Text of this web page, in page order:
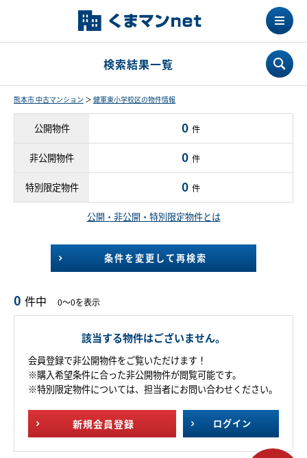
検索結果一覧
熊本市 中古マンション ＞ 健軍東小学校区の物件情報
公開物件 0 件
非公開物件 0 件
特別限定物件 0 件
公開・非公開・特別限定物件とは
条件を変更して再検索
0 件中 0～0を表示
該当する物件はございません。
会員登録で非公開物件をご覧いただけます！
※購入希望条件に合った非公開物件が閲覧可能です。
※特別限定物件については、担当者にお問い合わせください。
新規会員登録 ログイン